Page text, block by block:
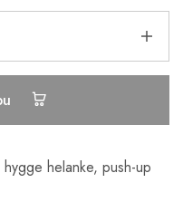
hygge helanke, push-up